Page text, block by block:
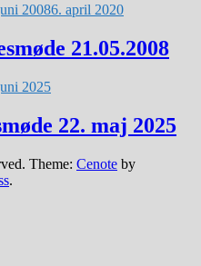
20086. april 2020
21.05.2008
2025
22. maj 2025
Theme: Cenote by
.